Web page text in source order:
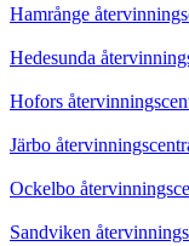
Hamrånge
Hedesunda
Hofors
Järbo
Ockelbo
Sandviken